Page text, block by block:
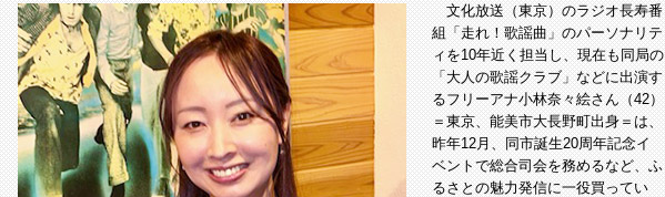
文化放送（東京）のラジオ長寿番
組「走れ！歌謡曲」のパーソナリテ
ィを10年近く担当し、現在も同局の
「大人の歌謡クラブ」などに出演す
るフリーアナ小林奈々絵さん（42）
＝東京、能美市大長野町出身＝は、
昨年12月、同市誕生20周年記念イ
ベントで総合司会を務めるなど、ふ
るさとの魅力発信に一役買ってい